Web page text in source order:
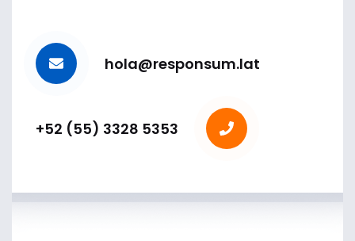
hola@responsum.lat
+52 (55) 3328 5353